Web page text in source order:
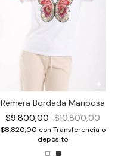
Remera Bordada Mariposa
$9.800,00 $10.800,00
$8.820,00 con Transferencia o
depósito